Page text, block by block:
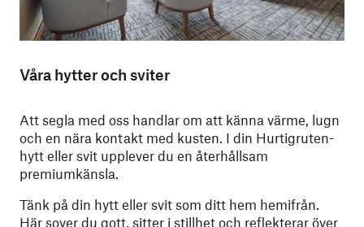
Våra hytter och sviter
Att segla med oss handlar om att känna värme, lugn
och en nära kontakt med kusten. I din Hurtigruten-
hytt eller svit upplever du en återhållsam
premiumkänsla.
Tänk på din hytt eller svit som ditt hem hemifrån.
Här sover du gott, sitter i stillhet och reflekterar över